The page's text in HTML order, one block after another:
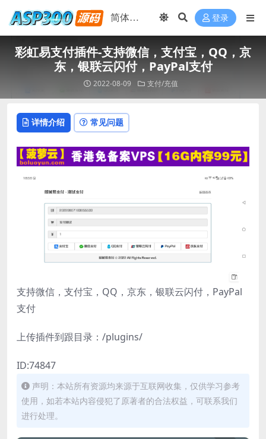
登录
彩虹易支付插件-支持微信，支付宝，QQ，京
东，银联云闪付，PayPal支付
2022-08-09 支付/充值
详情介绍 常见问题
支持微信，支付宝，QQ，京东，银联云闪付，PayPal
支付
上传插件到跟目录：/plugins/
ID:74847
声明：本站所有资源均来源于互联网收集，仅供学习参考
使用，如若本站内容侵犯了原著者的合法权益，可联系我们
进行处理。